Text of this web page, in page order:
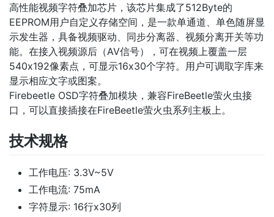
高性能视频字符叠加芯片，该芯片集成了512Byte的
EEPROM用户自定义存储空间，是一款单通道、单色随屏显
示发生器，具备视频驱动、同步分离器、视频分离开关等功
能。在接入视频源后（AV信号），可在视频上覆盖一层
540x192像素点，可显示16x30个字符。用户可调取字库来
显示相应文字或图案。
Firebeetle OSD字符叠加模块，兼容FireBeetle萤火虫接
口，可以直接插接在FireBeetle萤火虫系列主板上。
技术规格
工作电压: 3.3V~5V
工作电流: 75mA
字符显示: 16行x30列